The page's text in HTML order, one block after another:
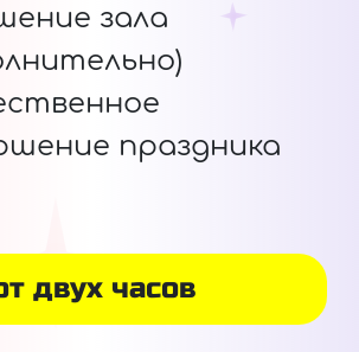
зала
праздника
двух часов